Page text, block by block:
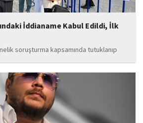
İddianame Kabul Edildi, İlk
soruşturma kapsamında tutuklanıp
uzaklaştırılan Tanju Özcan’ın da
tutuklu 19 sanığın yargılandığı dava